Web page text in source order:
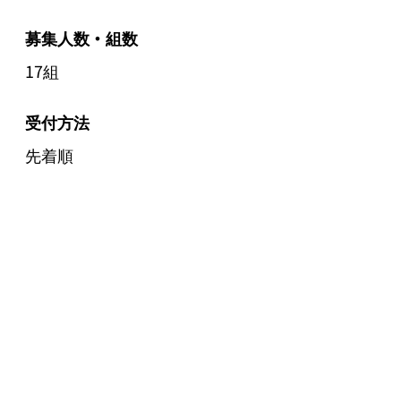
募集人数・組数
17組
受付方法
先着順